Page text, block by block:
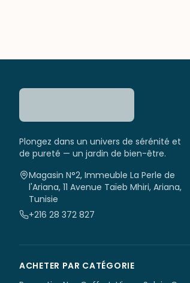
Plongez dans un univers de sérénité et
de pureté — un jardin de bien-être.
Magasin N°2, Immeuble La Perle de
l'Ariana, 11 Avenue Taïeb Mhiri, Ariana,
Tunisie
+216 28 372 827
ACHETER PAR CATÉGORIE